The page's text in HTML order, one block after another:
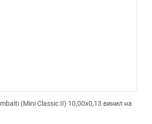
(Mini Classic II) 10,00x0,13 винил на